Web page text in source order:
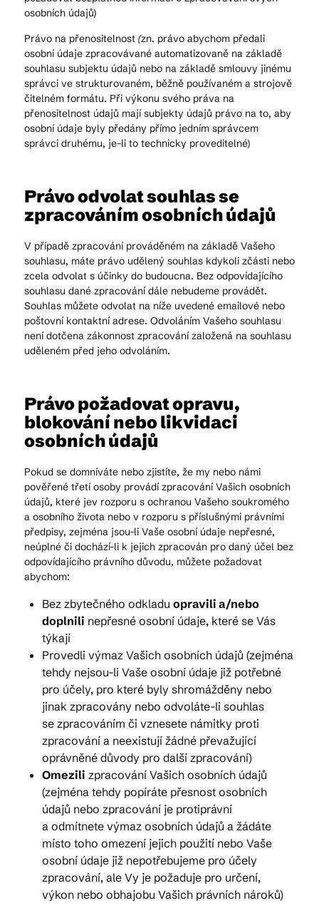
osobních údajů)
Právo na přenositelnost (zn. právo abychom předali
osobní údaje zpracovávané automatizovaně na základě
souhlasu subjektu údajů nebo na základě smlouvy jinému
správci ve strukturovaném, běžně používaném a strojově
čitelném formátu. Při výkonu svého práva na
přenositelnost údajů mají subjekty údajů právo na to, aby
osobní údaje byly předány přímo jedním správcem
správci druhému, je-li to technicky proveditelné)
Právo odvolat souhlas se
zpracováním osobních údajů
V případě zpracování prováděném na základě Vašeho
souhlasu, máte právo udělený souhlas kdykoli zčásti nebo
zcela odvolat s účinky do budoucna. Bez odpovídajícího
souhlasu dané zpracování dále nebudeme provádět.
Souhlas můžete odvolat na níže uvedené emailové nebo
poštovní kontaktní adrese. Odvoláním Vašeho souhlasu
není dotčena zákonnost zpracování založená na souhlasu
uděleném před jeho odvoláním.
Právo požadovat opravu,
blokování nebo likvidaci
osobních údajů
Pokud se domníváte nebo zjistíte, že my nebo námi
pověřené třetí osoby provádí zpracování Vašich osobních
údajů, které jev rozporu s ochranou Vašeho soukromého
a osobního života nebo v rozporu s příslušnými právními
předpisy, zejména jsou-li Vaše osobní údaje nepřesné,
neúplné či dochází-li k jejich zpracován pro daný účel bez
odpovídajícího právního důvodu, můžete požadovat
abychom:
Bez zbytečného odkladu opravili a/nebo
doplnili nepřesné osobní údaje, které se Vás
týkají
Provedli výmaz Vašich osobních údajů (zejména
tehdy nejsou-li Vaše osobní údaje již potřebné
pro účely, pro které byly shromážděny nebo
jinak zpracovány nebo odvoláte-li souhlas
se zpracováním či vznesete námitky proti
zpracování a neexistují žádné převažující
oprávněné důvody pro další zpracování)
Omezili zpracování Vašich osobních údajů
(zejména tehdy popíráte přesnost osobních
údajů nebo zpracování je protiprávní
a odmítnete výmaz osobních údajů a žádáte
místo toho omezení jejich použití nebo Vaše
osobní údaje již nepotřebujeme pro účely
zpracování, ale Vy je požaduje pro určení,
výkon nebo obhajobu Vašich právních nároků)